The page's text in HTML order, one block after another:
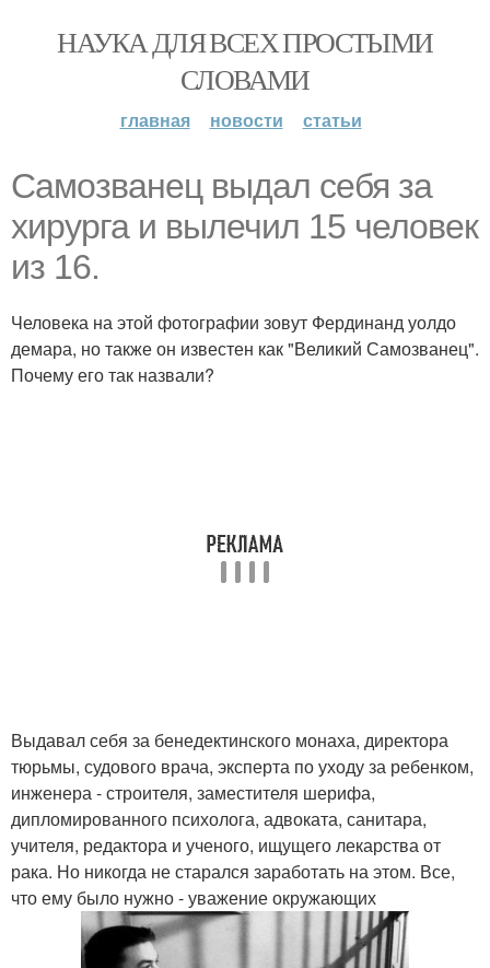
НАУКА ДЛЯ ВСЕХ ПРОСТЫМИ
СЛОВАМИ
главная новости статьи
Самозванец выдал себя за
хирурга и вылечил 15 человек
из 16.
Человека на этой фотографии зовут Фердинанд уолдо
демара, но также он известен как "Великий Самозванец".
Почему его так назвали?
Выдавал себя за бенедектинского монаха, директора
тюрьмы, судового врача, эксперта по уходу за ребенком,
инженера - строителя, заместителя шерифа,
дипломированного психолога, адвоката, санитара,
учителя, редактора и ученого, ищущего лекарства от
рака. Но никогда не старался заработать на этом. Все,
что ему было нужно - уважение окружающих